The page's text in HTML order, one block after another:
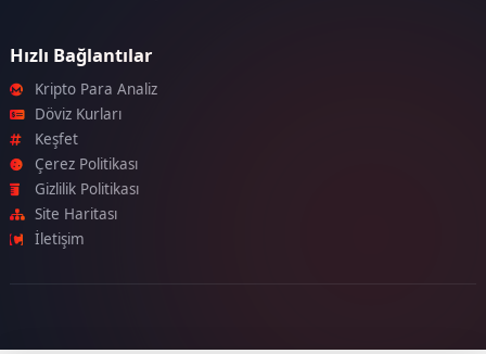
Hızlı Bağlantılar
Kripto Para Analiz
Döviz Kurları
Keşfet
Çerez Politikası
Gizlilik Politikası
Site Haritası
İletişim